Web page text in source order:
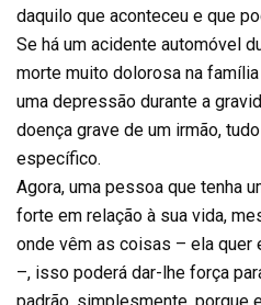
daquilo que aconteceu e que
Se há um acidente automóvel
morte muito dolorosa na
uma depressão durante a
doença grave de um irmão,
específico.
Agora, uma pessoa que tenha
forte em relação à sua vida,
onde vêm as coisas – ela quer
–, isso poderá dar-lhe força